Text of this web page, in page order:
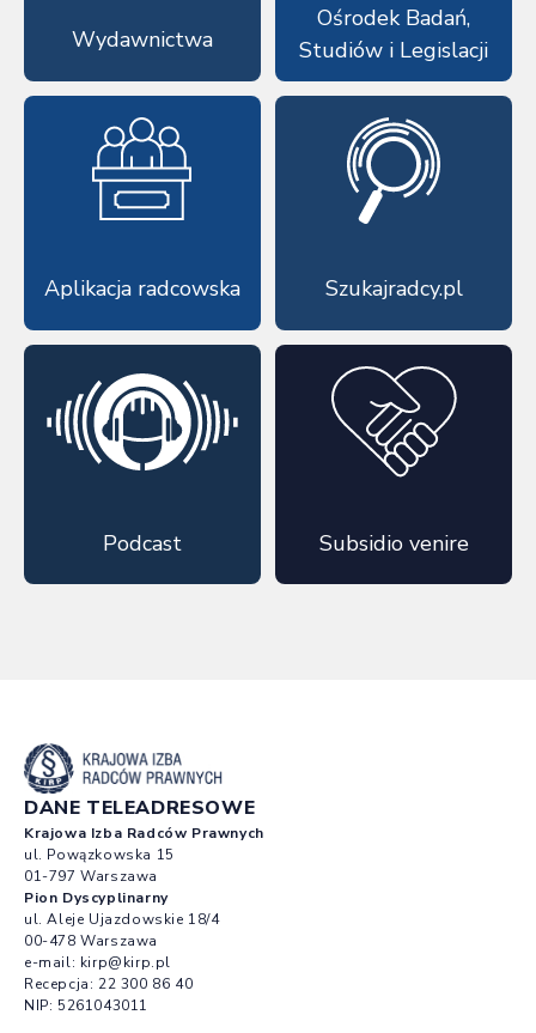
Wydawnictwa
Ośrodek Badań,
Studiów i Legislacji
Aplikacja radcowska Szukajradcy.pl
Podcast Subsidio venire
DANE TELEADRESOWE
Krajowa Izba Radców Prawnych
ul. Powązkowska 15
01-797 Warszawa
Pion Dyscyplinarny
ul. Aleje Ujazdowskie 18/4
00-478 Warszawa
e-mail: kirp@kirp.pl
Recepcja: 22 300 86 40
NIP: 5261043011